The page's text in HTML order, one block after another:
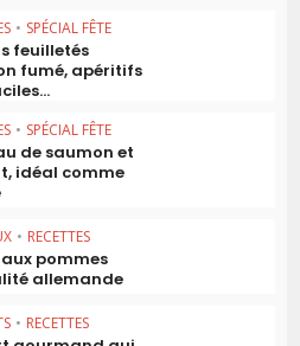
• SPÉCIAL FÊTE
feuilletés
fumé, apéritifs
• SPÉCIAL FÊTE
de saumon et
idéal comme
• RECETTES
pommes
allemande
• RECETTES